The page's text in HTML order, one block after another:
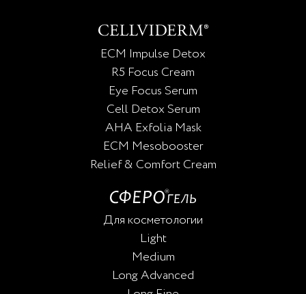
ECM Impulse Detox
R5 Focus Cream
Eye Focus Serum
Cell Detox Serum
AHA Exfolia Mask
ECM Mesobooster
Relief & Comfort Cream
Для косметологии
Light
Medium
Long Advanced